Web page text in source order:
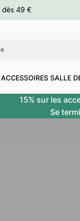
dès 49 €
ACCESSOIRES SALLE
15% sur les
Se